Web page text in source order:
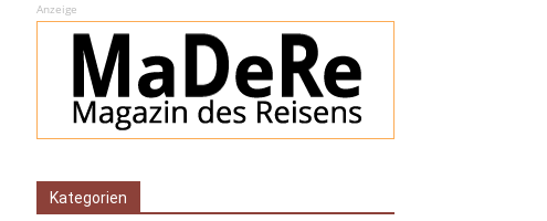
Anzeige
Kategorien